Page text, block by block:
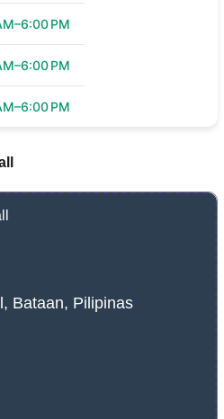
PM
PM
PM
Bataan, Pilipinas